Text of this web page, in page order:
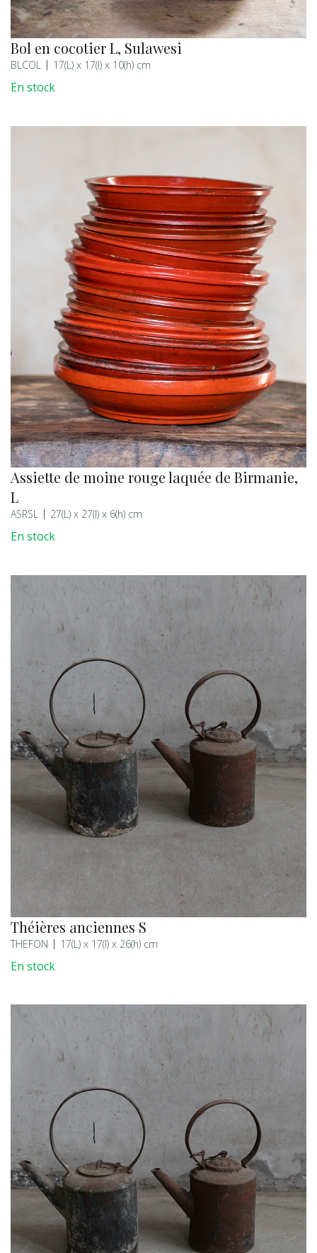
Bol en cocotier L, Sulawesi
BLCOL 17(L) x 17(l) x 10(h) cm
En stock
Assiette de moine rouge laquée de Birmanie,
L
ASRSL 27(L) x 27(l) x 6(h) cm
En stock
Théières anciennes S
THEFON 17(L) x 17(l) x 26(h) cm
En stock